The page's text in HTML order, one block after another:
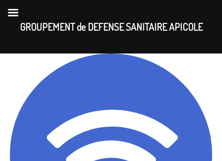
contentGROUPEMENT de DEFENSE SANITAIRE APICOLE